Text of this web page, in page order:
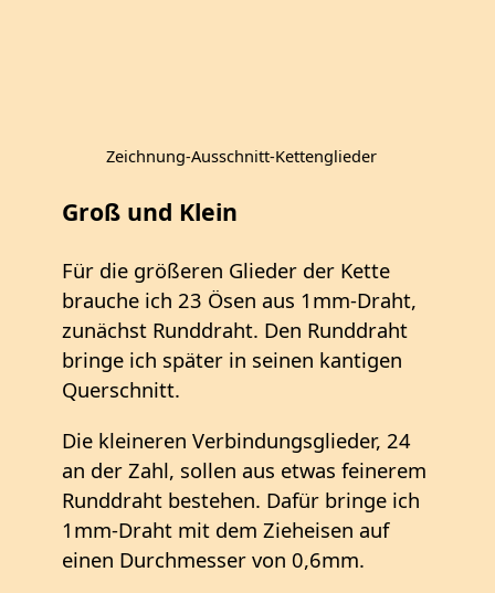
Zeichnung-Ausschnitt-Kettenglieder
Groß und Klein
Für die größeren Glieder der Kette
brauche ich 23 Ösen aus 1mm-Draht,
zunächst Runddraht. Den Runddraht
bringe ich später in seinen kantigen
Querschnitt.
Die kleineren Verbindungsglieder, 24
an der Zahl, sollen aus etwas feinerem
Runddraht bestehen. Dafür bringe ich
1mm-Draht mit dem Zieheisen auf
einen Durchmesser von 0,6mm.